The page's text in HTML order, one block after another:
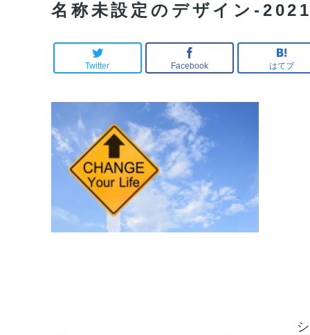
名称未設定のデザイン-
Twitter Facebook はてブ